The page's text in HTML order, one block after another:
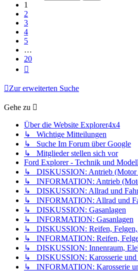
1
2
3
4
5
…
20
Zur erweiterten Suche
Gehe zu
Über die Website Explorer4x4
↳ Wichtige Mitteilungen
↳ Suche Im Forum über Google
↳ Mitglieder stellen sich vor
Ford Explorer - Technik und
↳ DISKUSSION: Antrieb (Motor
↳ INFORMATION: Antrieb
↳ DISKUSSION: Allrad und
↳ INFORMATION: Allrad und
↳ DISKUSSION: Gasanlagen
↳ INFORMATION: Gasanlagen
↳ DISKUSSION: Reifen,
↳ INFORMATION: Reifen,
↳ DISKUSSION: Innenraum,
↳ DISKUSSION: Karosserie und
↳ INFORMATION: Karosserie